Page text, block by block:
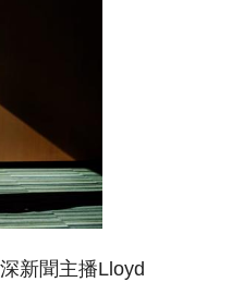
新聞主播Lloyd